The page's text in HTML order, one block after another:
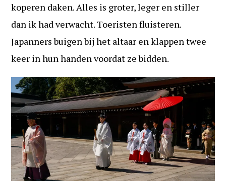
koperen daken. Alles is groter, leger en stiller
dan ik had verwacht. Toeristen fluisteren.
Japanners buigen bij het altaar en klappen twee
keer in hun handen voordat ze bidden.